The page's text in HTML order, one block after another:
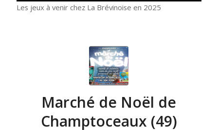
Les jeux à venir chez La Brévinoise en 2025
Marché de Noël de
Champtoceaux (49)